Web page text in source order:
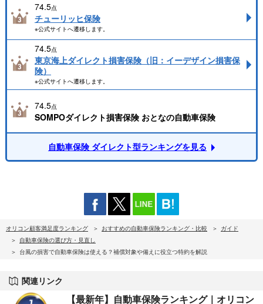
74.5点
チューリッヒ保険
※公式サイトへ遷移します。
74.5点
東京海上ダイレクト損害保険（旧：イーデザイン損害保
険）
※公式サイトへ遷移します。
74.5点
SOMPOダイレクト損害保険 おとなの自動車保険
自動車保険 ダイレクト型ランキングを見る
オリコン顧客満足度ランキング おすすめの自動車保険ランキング・比較
ガイド
自動車保険の選び方・見直し
台風の損害で自動車保険は使える？補償対象や備えに役立つ特約を解説
関連リンク
【最新年】自動車保険ランキング｜オリコン